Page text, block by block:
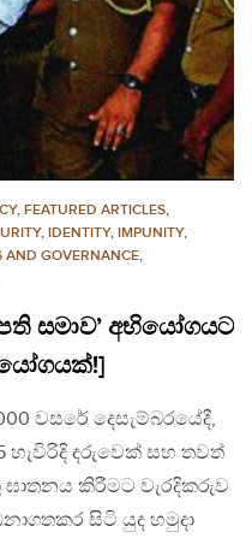
, FEATURED ARTICLES,
, IDENTITY, IMPUNITY,
AND GOVERNANCE,
සමාව’ අභියෝගයට
වසරේ දෙසැම්බරයේදී,
හැවිරිදි දරුවෙක් සහ තවත්
කිරීමට වැරදිකරුව
සිටි යුද හමුදා